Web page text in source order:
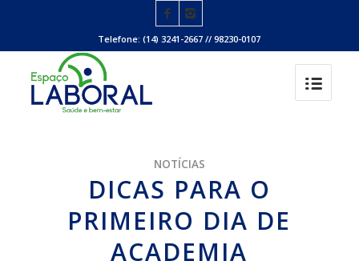
Telefone: (14) 3241-2667 // 98230-0107
NOTÍCIAS
DICAS PARA O
PRIMEIRO DIA DE
ACADEMIA